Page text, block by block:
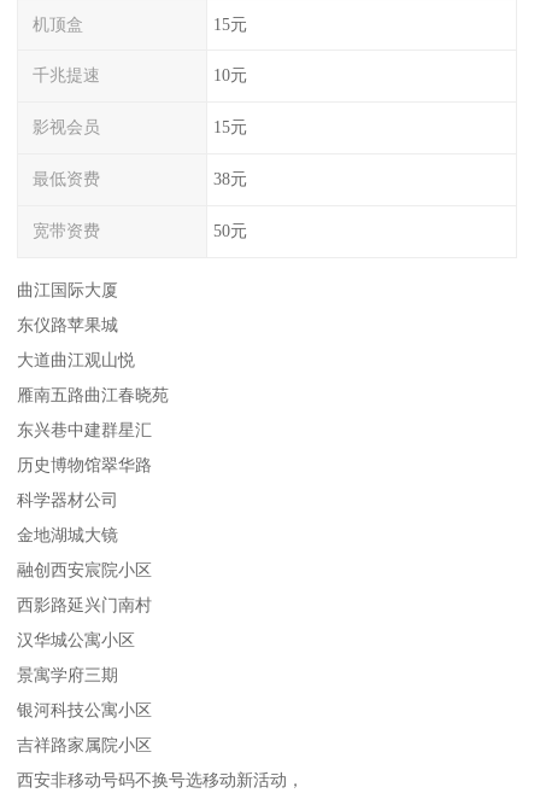
机顶盒 15元
千兆提速 10元
影视会员 15元
最低资费 38元
宽带资费 50元
曲江国际大厦
东仪路苹果城
大道曲江观山悦
雁南五路曲江春晓苑
东兴巷中建群星汇
历史博物馆翠华路
科学器材公司
金地湖城大镜
融创西安宸院小区
西影路延兴门南村
汉华城公寓小区
景寓学府三期
银河科技公寓小区
吉祥路家属院小区
西安非移动号码不换号选移动新活动，